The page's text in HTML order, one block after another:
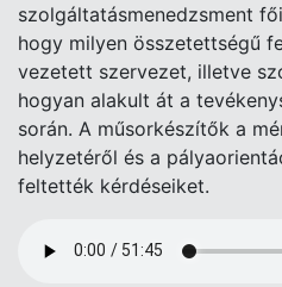
szolgáltatásmenedzsment
hogy milyen összetettségű
vezetett szervezet, illetve
hogyan alakult át a
során. A műsorkészítők a
helyzetéről és a
feltették kérdéseiket.
file